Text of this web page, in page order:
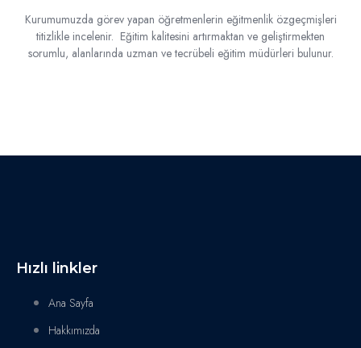
Kurumumuzda görev yapan öğretmenlerin eğitmenlik özgeçmişleri
titizlikle incelenir. Eğitim kalitesini artırmaktan ve geliştirmekten
sorumlu, alanlarında uzman ve tecrübeli eğitim müdürleri bulunur.
Hızlı linkler
Ana Sayfa
Hakkımızda